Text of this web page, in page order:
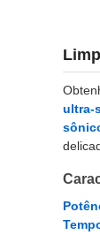
ultra-